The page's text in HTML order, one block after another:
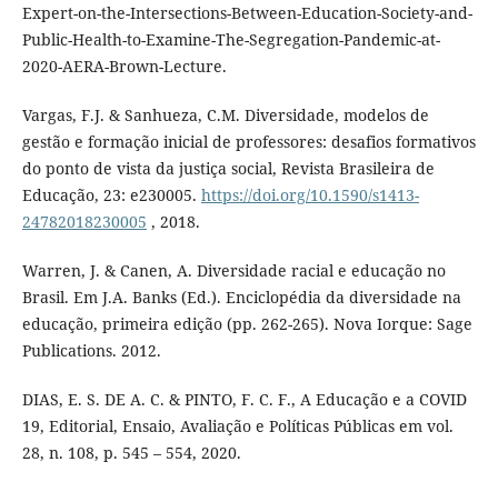
Expert-on-the-Intersections-Between-Education-Society-and-
Public-Health-to-Examine-The-Segregation-Pandemic-at-
2020-AERA-Brown-Lecture.
Vargas, F.J. & Sanhueza, C.M. Diversidade, modelos de
gestão e formação inicial de professores: desafios formativos
do ponto de vista da justiça social, Revista Brasileira de
Educação, 23: e230005. https://doi.org/10.1590/s1413-
24782018230005 , 2018.
Warren, J. & Canen, A. Diversidade racial e educação no
Brasil. Em J.A. Banks (Ed.). Enciclopédia da diversidade na
educação, primeira edição (pp. 262-265). Nova Iorque: Sage
Publications. 2012.
DIAS, E. S. DE A. C. & PINTO, F. C. F., A Educação e a COVID
19, Editorial, Ensaio, Avaliação e Políticas Públicas em vol.
28, n. 108, p. 545 – 554, 2020.